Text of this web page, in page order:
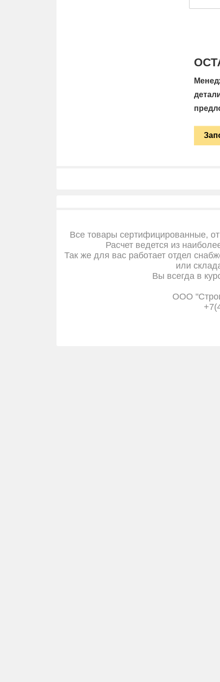
Все товары сертифицированные,
Расчет ведется из
Так же для вас работает отдел
или
Вы всегда в
ООО